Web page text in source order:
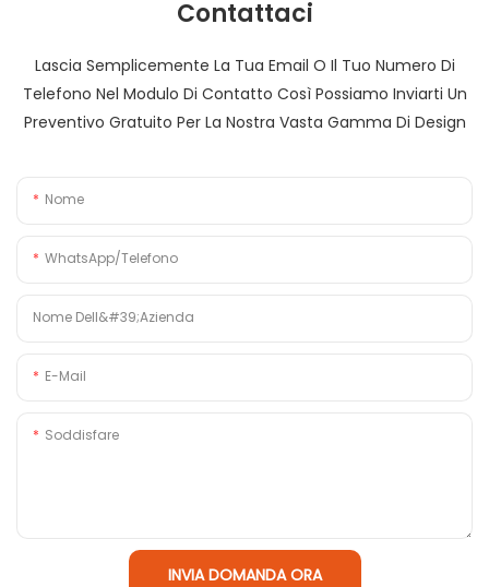
Contattaci
Lascia Semplicemente La Tua Email O Il Tuo Numero Di
Telefono Nel Modulo Di Contatto Così Possiamo Inviarti Un
Preventivo Gratuito Per La Nostra Vasta Gamma Di Design
Nome
WhatsApp/Telefono
Nome Dell&#39;azienda
E-Mail
Soddisfare
INVIA DOMANDA ORA